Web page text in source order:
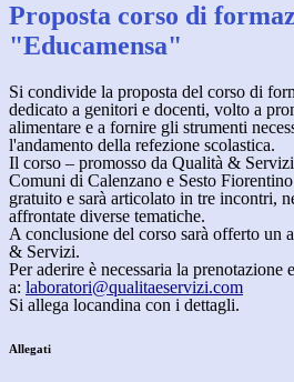
Proposta corso di
"Educamensa"
Si condivide la proposta del corso di
dedicato a genitori e docenti, volto a
alimentare e a fornire gli strumenti
l'andamento della refezione scolastica.
Il corso – promosso da Qualità &
Comuni di Calenzano e Sesto
gratuito e sarà articolato in tre incontri,
affrontate diverse tematiche.
A conclusione del corso sarà offerto un
& Servizi.
Per aderire è necessaria la
a: laboratori@qualitaeservizi.com
Si allega locandina con i dettagli.
Allegati